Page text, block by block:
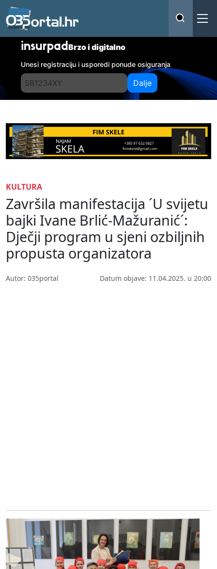
insurpadBrzo i digitalno
Unesi registraciju i usporedi ponude osiguranja
Dalje
KULTURA
Završila manifestacija ´U svijetu
bajki Ivane Brlić-Mažuranić´:
Dječji program u sjeni ozbiljnih
propusta organizatora
Autor: 035portal Datum objave: 11.04.2025. u 20:00